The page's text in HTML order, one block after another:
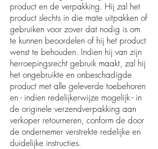
product en de verpakking. Hij zal het
product slechts in die mate uitpakken of
gebruiken voor zover dat nodig is om
te kunnen beoordelen of hij het product
wenst te behouden. Indien hij van zijn
herroepingsrecht gebruik maakt, zal hij
het ongebruikte en onbeschadigde
product met alle geleverde toebehoren
en - indien redelijkerwijze mogelijk - in
de originele verzendverpakking aan
verkoper retourneren, conform de door
de ondernemer verstrekte redelijke en
duidelijke instructies.